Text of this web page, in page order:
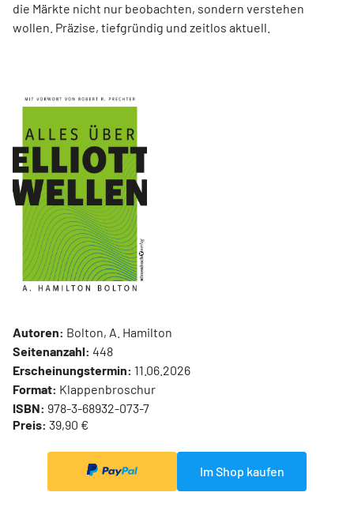
die Märkte nicht nur beobachten, sondern verstehen
wollen. Präzise, tiefgründig und zeitlos aktuell.
Autoren: Bolton, A. Hamilton
Seitenanzahl: 448
Erscheinungstermin: 11.06.2026
Format: Klappenbroschur
ISBN: 978-3-68932-073-7
Preis: 39,90 €
Im Shop kaufen